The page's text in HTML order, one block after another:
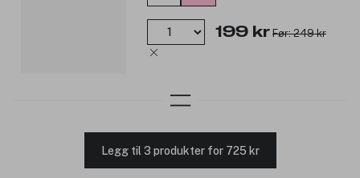
199 kr Før: 249 kr
Legg til 3 produkter for 725 kr